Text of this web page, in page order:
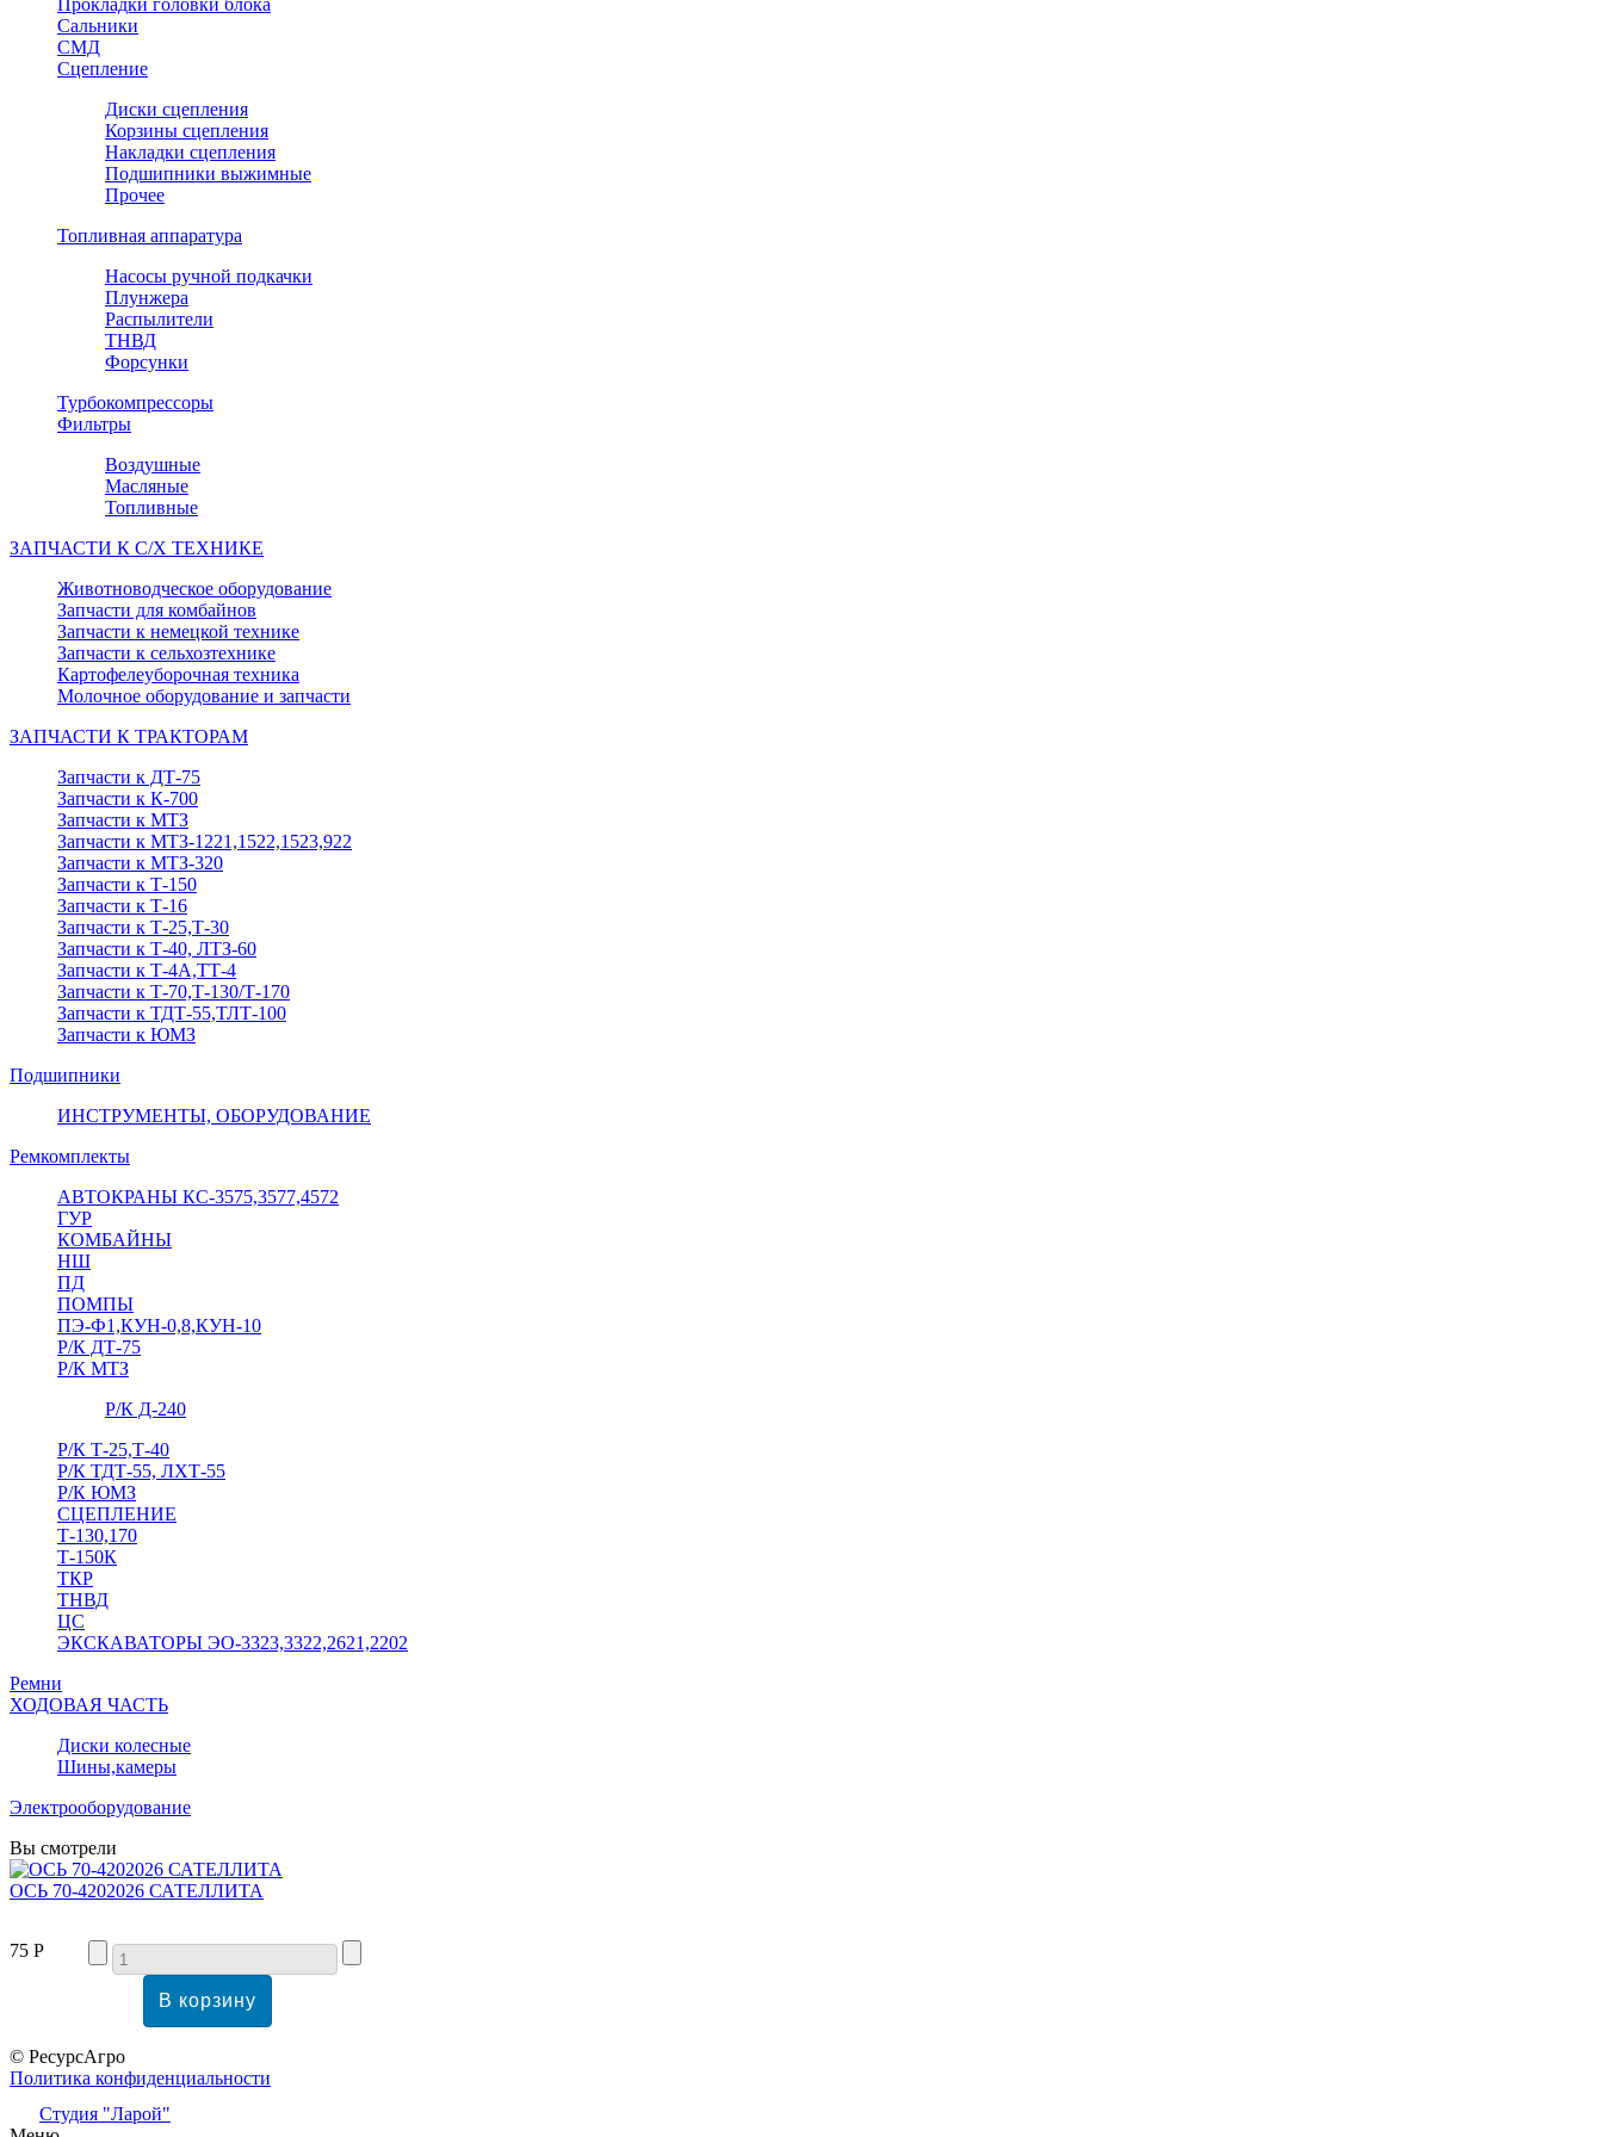
Прокладки головки блока
Сальники
СМД
Сцепление
Диски сцепления
Корзины сцепления
Накладки сцепления
Подшипники выжимные
Прочее
Топливная аппаратура
Насосы ручной подкачки
Плунжера
Распылители
ТНВД
Форсунки
Турбокомпрессоры
Фильтры
Воздушные
Масляные
Топливные
ЗАПЧАСТИ К С/Х ТЕХНИКЕ
Животноводческое оборудование
Запчасти для комбайнов
Запчасти к немецкой технике
Запчасти к сельхозтехнике
Картофелеуборочная техника
Молочное оборудование и запчасти
ЗАПЧАСТИ К ТРАКТОРАМ
Запчасти к ДТ-75
Запчасти к К-700
Запчасти к МТЗ
Запчасти к МТЗ-1221,1522,1523,922
Запчасти к МТЗ-320
Запчасти к Т-150
Запчасти к Т-16
Запчасти к Т-25,Т-30
Запчасти к Т-40, ЛТЗ-60
Запчасти к Т-4А,ТТ-4
Запчасти к Т-70,Т-130/Т-170
Запчасти к ТДТ-55,ТЛТ-100
Запчасти к ЮМЗ
Подшипники
ИНСТРУМЕНТЫ, ОБОРУДОВАНИЕ
Ремкомплекты
АВТОКРАНЫ КС-3575,3577,4572
ГУР
КОМБАЙНЫ
НШ
ПД
ПОМПЫ
ПЭ-Ф1,КУН-0,8,КУН-10
Р/К ДТ-75
Р/К МТЗ
Р/К Д-240
Р/К Т-25,Т-40
Р/К ТДТ-55, ЛХТ-55
Р/К ЮМЗ
СЦЕПЛЕНИЕ
Т-130,170
Т-150К
ТКР
ТНВД
ЦС
ЭКСКАВАТОРЫ ЭО-3323,3322,2621,2202
Ремни
ХОДОВАЯ ЧАСТЬ
Диски колесные
Шины,камеры
Электрооборудование
Вы смотрели
ОСЬ 70-4202026 САТЕЛЛИТА
75 Р
© РесурсАгро
Политика конфиденциальности
Студия "Ларой"